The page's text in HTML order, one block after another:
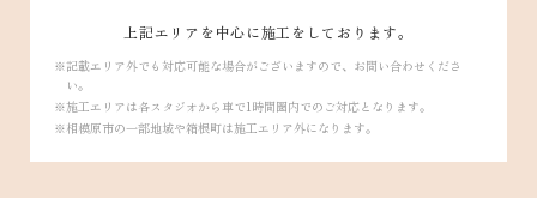
上記エリアを中心に施工をしております。
記載エリア外でも対応可能な場合がございますので、お問い合わせくださ
い。
施工エリアは各スタジオから車で1時間圏内でのご対応となります。
相模原市の一部地域や箱根町は施工エリア外になります。